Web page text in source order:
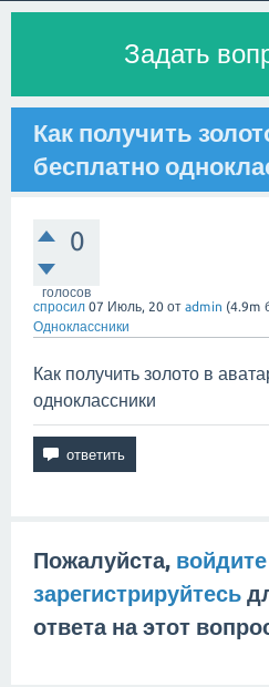
Задать
Как получить
бесплатно
0
голосов
спросил 07 Июль, 20 от admin (4.9m
Одноклассники
Как получить золото в
одноклассники
Пожалуйста, войдите
зарегистрируйтесь
ответа на этот